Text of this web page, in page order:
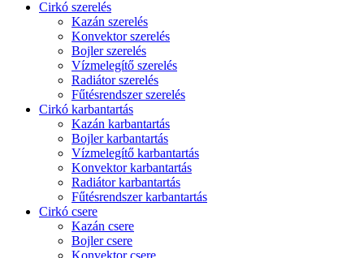
Cirkó szerelés
Kazán szerelés
Konvektor szerelés
Bojler szerelés
Vízmelegítő szerelés
Radiátor szerelés
Fűtésrendszer szerelés
Cirkó karbantartás
Kazán karbantartás
Bojler karbantartás
Vízmelegítő karbantartás
Konvektor karbantartás
Radiátor karbantartás
Fűtésrendszer karbantartás
Cirkó csere
Kazán csere
Bojler csere
Konvektor csere